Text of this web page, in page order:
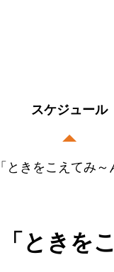
スケジュール
「ときをこえてみ
「ときを